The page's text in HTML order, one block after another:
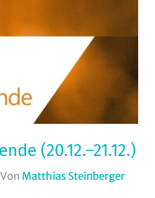
(20.12.–21.12.)
Von Matthias Steinberger